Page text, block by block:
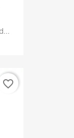
favorite_border